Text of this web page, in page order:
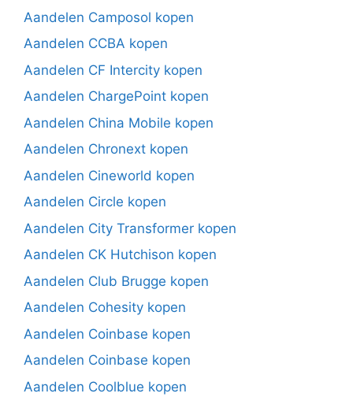
Aandelen Camposol kopen
Aandelen CCBA kopen
Aandelen CF Intercity kopen
Aandelen ChargePoint kopen
Aandelen China Mobile kopen
Aandelen Chronext kopen
Aandelen Cineworld kopen
Aandelen Circle kopen
Aandelen City Transformer kopen
Aandelen CK Hutchison kopen
Aandelen Club Brugge kopen
Aandelen Cohesity kopen
Aandelen Coinbase kopen
Aandelen Coinbase kopen
Aandelen Coolblue kopen